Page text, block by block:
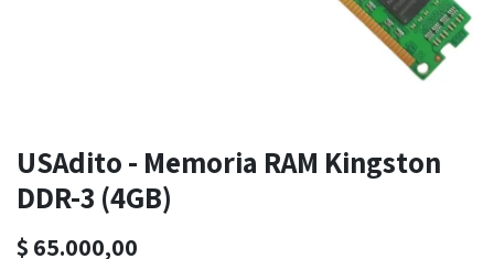
USAdito - Memoria RAM Kingston
DDR-3 (4GB)
$ 65.000,00